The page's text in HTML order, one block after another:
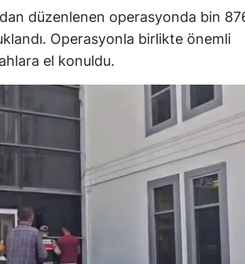
düzenlenen operasyonda bin
Operasyonla birlikte önemli
el konuldu.